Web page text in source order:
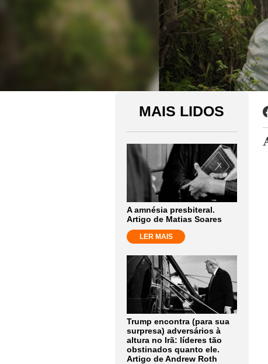
MAIS LIDOS
A amnésia presbiteral.
Artigo de Matias Soares
LER MAIS
Trump encontra (para sua
surpresa) adversários à
altura no Irã: líderes tão
obstinados quanto ele.
Artigo de Andrew Roth